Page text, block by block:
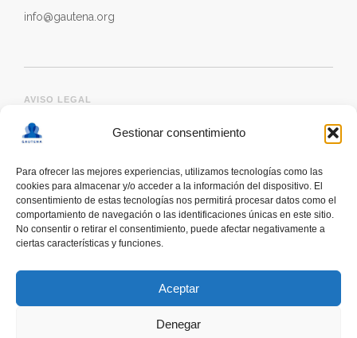
Gestionar consentimiento
Para ofrecer las mejores experiencias, utilizamos tecnologías como las
cookies para almacenar y/o acceder a la información del dispositivo. El
consentimiento de estas tecnologías nos permitirá procesar datos como el
comportamiento de navegación o las identificaciones únicas en este sitio.
No consentir o retirar el consentimiento, puede afectar negativamente a
ciertas características y funciones.
Aceptar
Denegar
info@gautena.org
AVISO LEGAL
deskonektapp
THE HELP OF PEOPLE WITH AUTISM TO PROMOTE
A RESPONSIBLE USE OF SMARTPHONES